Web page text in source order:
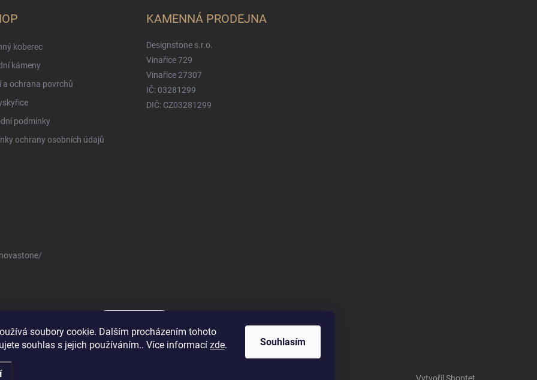
soubory cookie. Dalším procházením tohoto
souhlas s jejich používáním.. Více informací zde. Souhlasím
koberec
kámeny
a ochrana povrchů
podmínky
ochrany osobních údajů
KAMENNÁ PRODEJNA
Designstone s.r.o.
Vinařice 729
Vinařice 27307
IČ: 03281299
DIČ: CZ03281299
Novastone.cz